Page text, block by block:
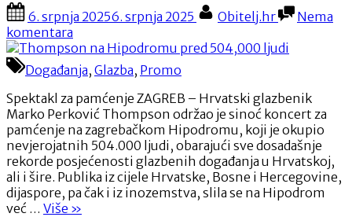
CIN
Posted
on
6. srpnja 20256. srpnja 2025 By
Obitelj.hr
Nema
komentara
Thompson
na
Hipodromu
pred
504,000
ljudi
Događanja, Glazba, Promo
Spektakl za pamćenje ZAGREB – Hrvatski glazbenik
Marko Perković Thompson održao je sinoć koncert za
pamćenje na zagrebačkom Hipodromu, koji je okupio
nevjerojatnih 504.000 ljudi, obarajući sve dosadašnje
rekorde posjećenosti glazbenih događanja u Hrvatskoj,
ali i šire. Publika iz cijele Hrvatske, Bosne i Hercegovine,
dijaspore, pa čak i iz inozemstva, slila se na Hipodrom
već … Više “Thompson
»